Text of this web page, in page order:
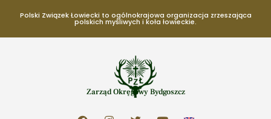
Polski Związek Łowiecki to ogólnokrajowa organizacja zrzeszająca
polskich myśliwych i koła łowieckie.
Zarząd Okręgowy Bydgoszcz